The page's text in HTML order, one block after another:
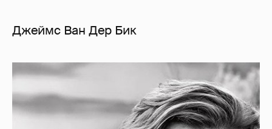
Джеймс Ван Дер Бик